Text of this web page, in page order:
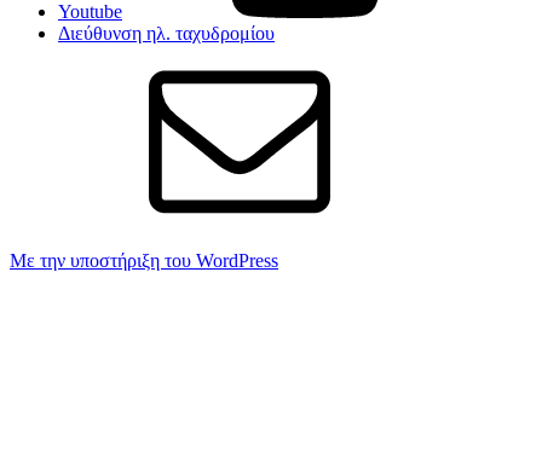
Youtube
Διεύθυνση ηλ. ταχυδρομίου
Με την υποστήριξη του WordPress